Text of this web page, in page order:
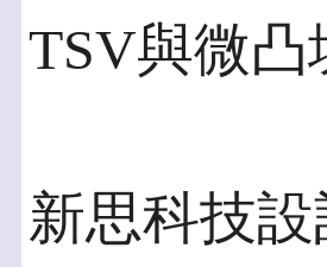
TSV與微
新思科技